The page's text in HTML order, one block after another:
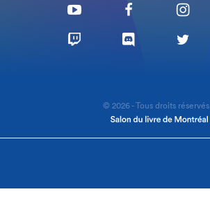
© 2026 - Tous droits réservés